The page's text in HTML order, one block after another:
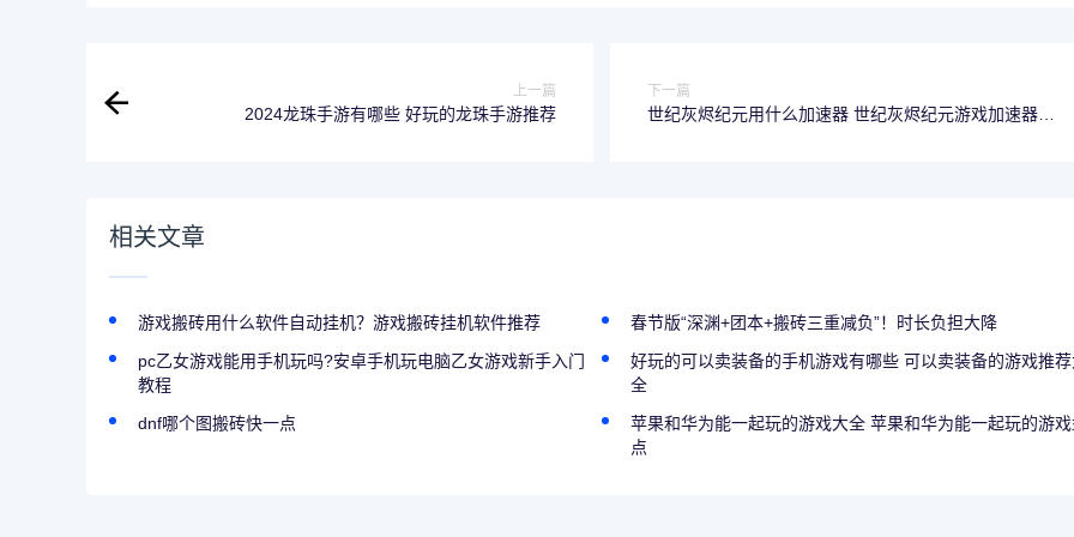
上一篇
2024龙珠手游有哪些 好玩的龙珠手游推荐
下一篇
世纪灰烬纪元用什么加速器 世纪灰烬纪元游戏加速器哪
相关文章
游戏搬砖用什么软件自动挂机？游戏搬砖挂机软件推荐
春节版“深渊+团本+搬砖三重减负”！时长负担大降
pc乙女游戏能用手机玩吗?安卓手机玩电脑乙女游戏新手入门
教程
好玩的可以卖装备的手机游戏有哪些 可以卖装备的游戏推
全
dnf哪个图搬砖快一点
苹果和华为能一起玩的游戏大全 苹果和华为能一起玩的游
点